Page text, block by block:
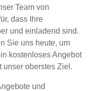
Team von
dass Ihre
und einladend sind.
Sie uns heute, um
kostenloses Angebot
unser oberstes Ziel.
und